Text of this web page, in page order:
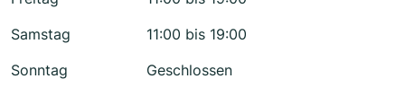
Samstag
11:00 bis 19:00
Sonntag
Geschlossen